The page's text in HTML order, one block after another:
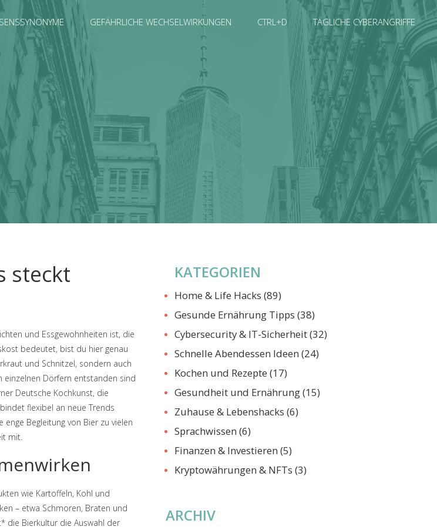
GEFÄHRLICHE WECHSELWIRKUNGEN CTRL+D TÄGLICHE CYBERANGRIFFE
steckt
und Essgewohnheiten ist, die
bedeutet, bist du hier genau
und Schnitzel, sondern auch
einzelnen Dörfern entstanden sind
Deutsche Kochkunst, die
flexibel an neue Trends
enge Begleitung von Bier zu vielen
mit.
wie Kartoffeln, Kohl und
– etwa Schmoren, Braten und
die Bierkultur die Auswahl der
KATEGORIEN
Home & Life Hacks (89)
Gesunde Ernährung Tipps (38)
Cybersecurity & IT-Sicherheit(32)
Schnelle Abendessen Ideen (24)
Kochen und Rezepte (17)
Gesundheit und Ernährung(15)
Zuhause & Lebenshacks (6)
Sprachwissen (6)
Finanzen & Investieren (5)
Kryptowährungen & NFTs (3)
ARCHIV